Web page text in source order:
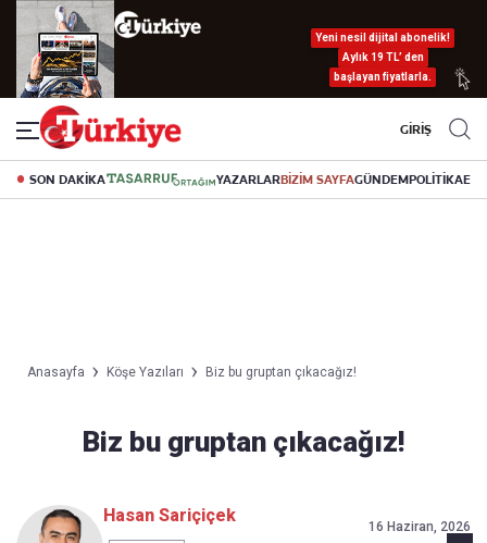
Yeni nesil dijital abonelik!
Aylık 19 TL’ den
başlayan fiyatlarla.
GİRİŞ
SON DAKİKA YAZARLARBİZİM SAYFAGÜNDEMPOLİTİKA
Anasayfa Köşe Yazıları Biz bu gruptan çıkacağız!
Biz bu gruptan çıkacağız!
Hasan Sariçiçek
16 Haziran, 2026